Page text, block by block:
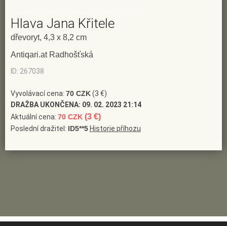
Hlava Jana Křitele
dřevoryt, 4,3 x 8,2 cm
Antiqari.at Radhošťská
ID: 267038
Vyvolávací cena: 70 CZK(3 €)
DRAŽBA UKONČENA: 09. 02. 2023 21:14
Aktuální cena: 70 CZK (3 €)
Poslední dražitel: ID5**5 Historie příhozu